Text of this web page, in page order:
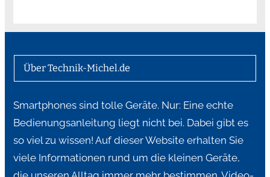
Über Technik-Michel.de
Smartphones sind tolle Geräte. Nur: Eine echte
Bedienungsanleitung liegt nicht bei. Dabei gibt es
so viel zu wissen! Auf dieser Website erhalten Sie
viele Informationen rund um die kleinen Geräte,